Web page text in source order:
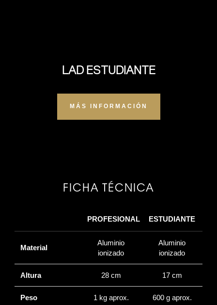
LAD ESTUDIANTE
MÁS INFORMACIÓN
FICHA TÉCNICA
PROFESIONAL ESTUDIANTE
Material
Aluminio
ionizado
Aluminio
ionizado
Altura 28 cm 17 cm
Peso 1 kg aprox. 600 g aprox.